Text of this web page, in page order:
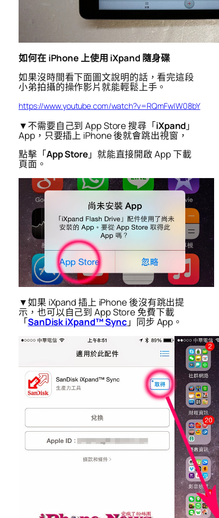
如何在 iPhone 上使用 iXpand 隨身碟
如果沒時間看下面圖文說明的話，看完這段
小弟拍攝的操作影片就能輕鬆上手。
https://www.youtube.com/watch?v=RQmFwIW08bY
▼不需要自己到 App Store 搜尋「iXpand」
App，只要插上 iPhone 後就會跳出視窗，
點擊「App Store」就能直接開啟 App 下載
頁面。
▼如果 iXpand 插上 iPhone 後沒有跳出提
示，也可以自己到 App Store 免費下載
「SanDisk iXpand™ Sync」同步 App。